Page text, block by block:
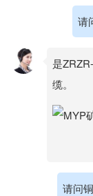
请
是
缆。
请问